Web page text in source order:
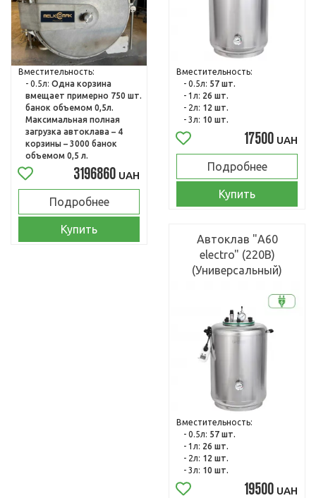
Вместительность:
- 0.5л: Одна корзина
вмещает примерно 750 шт.
банок объемом 0,5л.
Максимальная полная
загрузка автоклава – 4
корзины – 3000 банок
объемом 0,5 л.
3196860 UAH
Подробнее
Купить
Вместительность:
- 0.5л: 57 шт.
- 1л: 26 шт.
- 2л: 12 шт.
- 3л: 10 шт.
17500 UAH
Подробнее
Купить
Автоклав "А60
electro" (220В)
(Универсальный)
Вместительность:
- 0.5л: 57 шт.
- 1л: 26 шт.
- 2л: 12 шт.
- 3л: 10 шт.
19500 UAH